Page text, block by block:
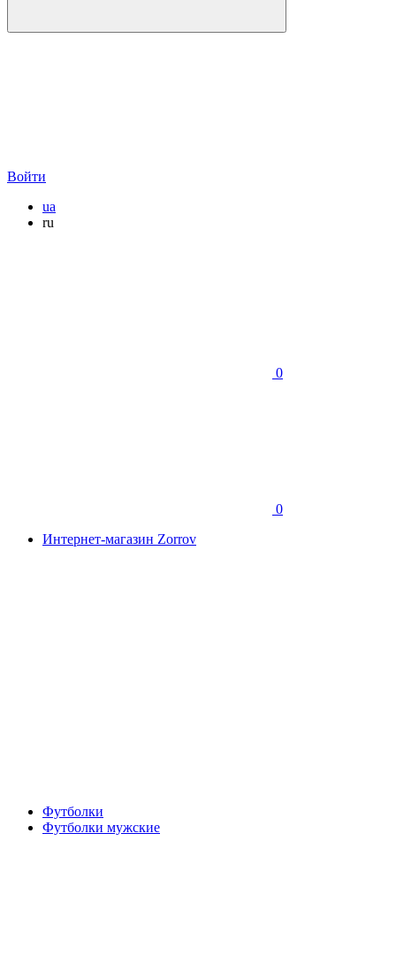
Войти
ua
ru
0
0
Интернет-магазин Zorrov
Футболки
Футболки мужские